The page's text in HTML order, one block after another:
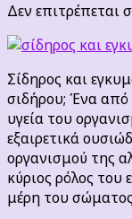
Δεν επιτρέπεται
Σίδηρος και
σιδήρου; Ένα από
υγεία του
εξαιρετικά
οργανισμού της
κύριος ρόλος του
μέρη του